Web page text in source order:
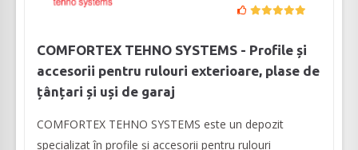
COMFORTEX TEHNO SYSTEMS - Profile și
accesorii pentru rulouri exterioare, plase de
țânțari și uși de garaj
COMFORTEX TEHNO SYSTEMS este un depozit
specializat în profile și accesorii pentru rulouri